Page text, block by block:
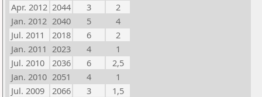
Apr. 2012 2044 3
2
Jan. 2012 2040 5
4
Jul. 2011
2018 6
2
Jan. 2011 2023 4
1
Jul. 2010
2036 6
2,5
Jan. 2010 2051 4
1
Jul. 2009
2066 3
1,5